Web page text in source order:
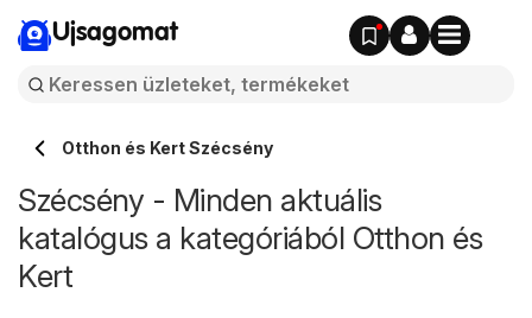
Ujsagomat
Otthon és Kert Szécsény
Szécsény - Minden aktuális
katalógus a kategóriából Otthon és
Kert